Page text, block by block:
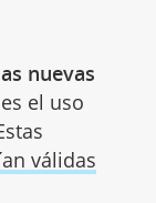
nuevas
el uso
válidas